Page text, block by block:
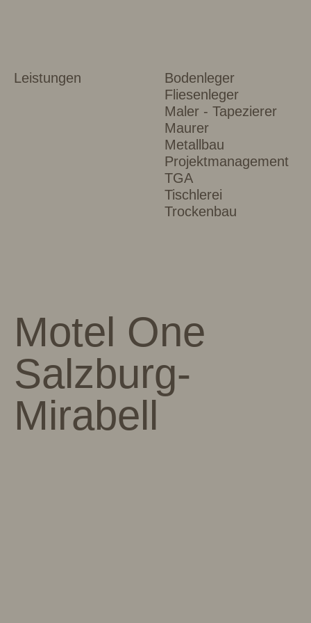
Leistungen
Bodenleger
Fliesenleger
Maler - Tapezierer
Maurer
Metallbau
Projektmanagement
TGA
Tischlerei
Trockenbau
Motel One
Salzburg-
Mirabell